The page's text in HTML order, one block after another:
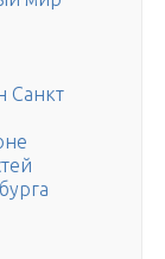
Санкт